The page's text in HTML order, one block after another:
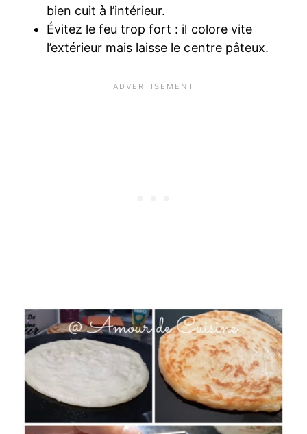
bien cuit à l’intérieur.
Évitez le feu trop fort : il colore vite
l’extérieur mais laisse le centre pâteux.